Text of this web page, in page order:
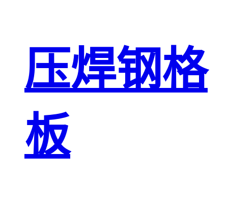
压焊钢格
板